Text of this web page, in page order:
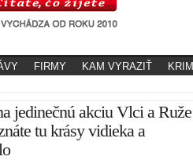
FIRMY KAM VYRAZIŤ KRIMI
jedinečnú akciu Vlci a Ruže
tu krásy vidieka a